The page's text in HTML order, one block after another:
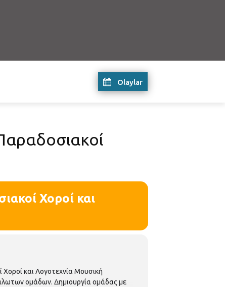
Olaylar
Χοροί και
και Λογοτεχνία Μουσική
ομάδων. Δημιουργία ομάδας με